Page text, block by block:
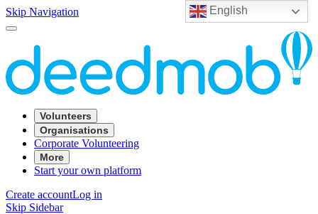
English
Skip Navigation
Volunteers
Organisations
Corporate Volunteering
More
Start your own platform
Create accountLog in
Skip Sidebar